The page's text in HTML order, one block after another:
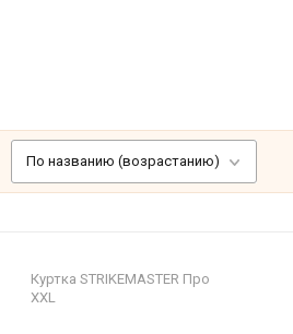
По названию (возрастанию)
Куртка STRIKEMASTER Про
XXL